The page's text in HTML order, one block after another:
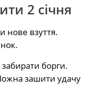
2 січня
нове взуття.
борги.
зашити удачу